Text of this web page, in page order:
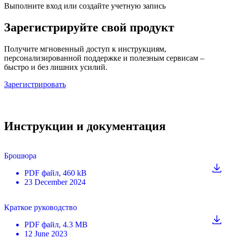
Выполните вход или создайте учетную запись
Зарегистрируйте свой продукт
Получите мгновенный доступ к инструкциям,
персонализированной поддержке и полезным сервисам –
быстро и без лишних усилий.
Зарегистрировать
Инструкции и документация
Брошюра
PDF файл, 460 kB
23 December 2024
Краткое руководство
PDF файл, 4.3 MB
12 June 2023